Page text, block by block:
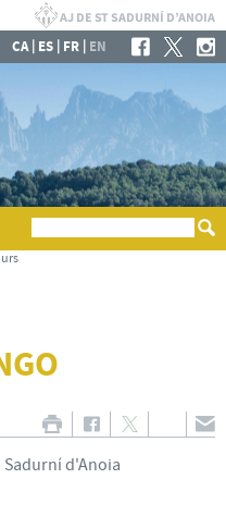
CA| ES | FR | EN
Sadurní d'Anoia